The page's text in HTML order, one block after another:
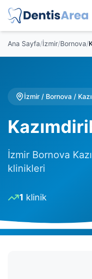
Ana Sayfa/İzmir/Bornova/
İzmir / Bornova /
İzmir Bornova
klinikleri
1 klinik